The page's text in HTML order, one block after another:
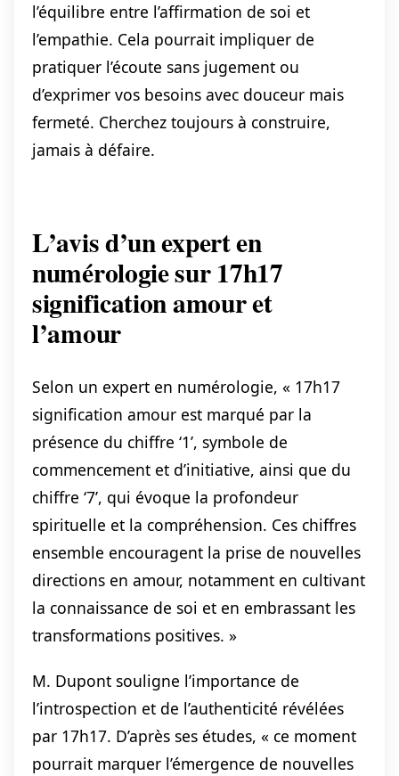
l’équilibre entre l’affirmation de soi et
l’empathie. Cela pourrait impliquer de
pratiquer l’écoute sans jugement ou
d’exprimer vos besoins avec douceur mais
fermeté. Cherchez toujours à construire,
jamais à défaire.
L’avis d’un expert en
numérologie sur 17h17
signification amour et
l’amour
Selon un expert en numérologie, « 17h17
signification amour est marqué par la
présence du chiffre ‘1’, symbole de
commencement et d’initiative, ainsi que du
chiffre ‘7’, qui évoque la profondeur
spirituelle et la compréhension. Ces chiffres
ensemble encouragent la prise de nouvelles
directions en amour, notamment en cultivant
la connaissance de soi et en embrassant les
transformations positives. »
M. Dupont souligne l’importance de
l’introspection et de l’authenticité révélées
par 17h17. D’après ses études, « ce moment
pourrait marquer l’émergence de nouvelles